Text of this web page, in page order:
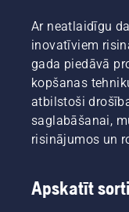
Ar neatlaidīgu
inovatīviem
gada piedāvā
kopšanas
atbilstoši
saglabāšanai,
risinājumos un
Apskatīt